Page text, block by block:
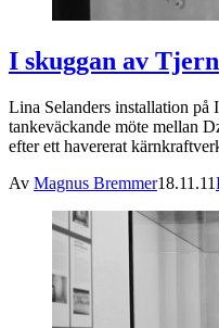
I skuggan av
Lina Selanders installation på
tankeväckande möte mellan
efter ett havererat
Av Magnus Bremmer18.11.11